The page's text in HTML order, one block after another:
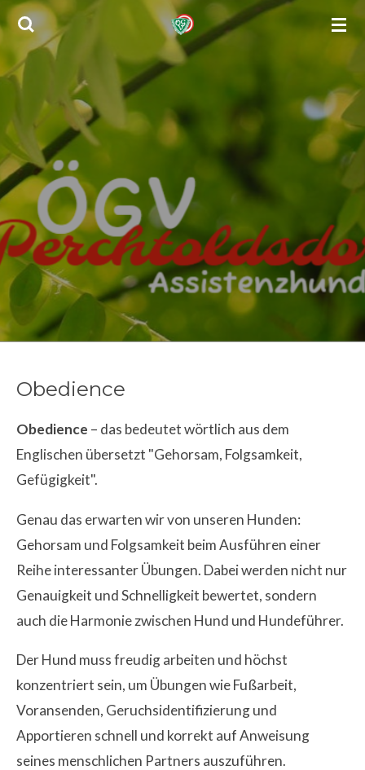
Zum
Hauptinhalt
springen
Obedience
Obedience – das bedeutet wörtlich aus dem
Englischen übersetzt "Gehorsam, Folgsamkeit,
Gefügigkeit".
Genau das erwarten wir von unseren Hunden:
Gehorsam und Folgsamkeit beim Ausführen einer
Reihe interessanter Übungen. Dabei werden nicht nur
Genauigkeit und Schnelligkeit bewertet, sondern
auch die Harmonie zwischen Hund und Hundeführer.
Der Hund muss freudig arbeiten und höchst
konzentriert sein, um Übungen wie Fußarbeit,
Voransenden, Geruchsidentifizierung und
Apportieren schnell und korrekt auf Anweisung
seines menschlichen Partners auszuführen.